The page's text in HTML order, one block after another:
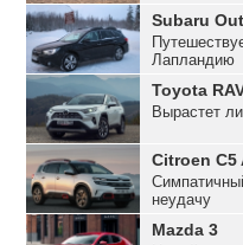
Subaru
Лапландию
Toyota
Вырастет
Citroen C5
неудачу
Mazda 3